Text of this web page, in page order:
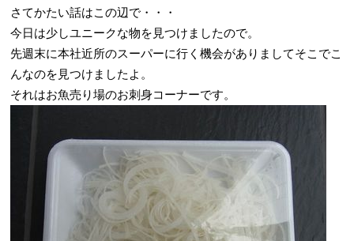
さてかたい話はこの辺で・・・
今日は少しユニークな物を見つけましたので。
先週末に本社近所のスーパーに行く機会がありましてそこでこ
んなのを見つけましたよ。
それはお魚売り場のお刺身コーナーです。